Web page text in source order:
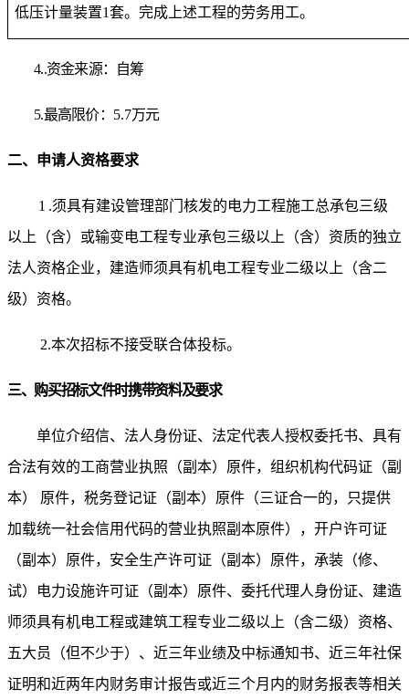
低压计量装置1套。完成上述工程的劳务用工。
4..资金来源： 自筹
5.最高限价： 5.7万元
二、 申请人资格要求
1 .须具有建设管理部门核发的电力工程施工总承包三级
以上（含）或输变电工程专业承包三级以上（含）资质的独立
法人资格企业，建造师须具有机电工程专业二级以上（含二
级）资格。
2.本次招标不接受联合体投标。
三、购买招标文件时携带资料及要求
单位介绍信、 法人身份证、 法定代表人授权委托书、具有
合法有效的工商营业执照（副本）原件，组织机构代码证（副
本）
原件，税务登记证（副本）原件（三证合一的，只提供
加载统一社会信用代码的营业执照副本原件）
，开户许可证
（副本）原件，安全生产许可证 （副本）原件，承装（修、
试）电力设施许可证 （副本）原件、委托代理人身份证、建造
师须具有机电工程或建筑工程专业二级以上（含二级）资格、
五大员（但不少于） 、 近三年业绩及中标通知书、 近三年社保
证明和近两年内财务审计报告或近三个月内的财务报表等相关